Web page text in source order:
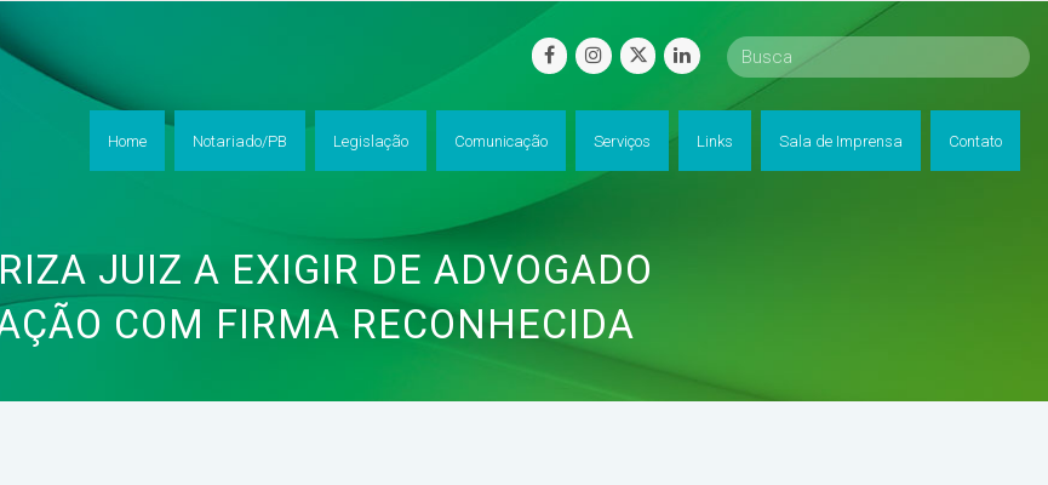
facebookinstagram
twitterlinkedin
Home Notariado/PB Legislação Comunicação Serviços Links Sala de Imprensa Contato
JUIZ A EXIGIR DE ADVOGADO
COM FIRMA RECONHECIDA